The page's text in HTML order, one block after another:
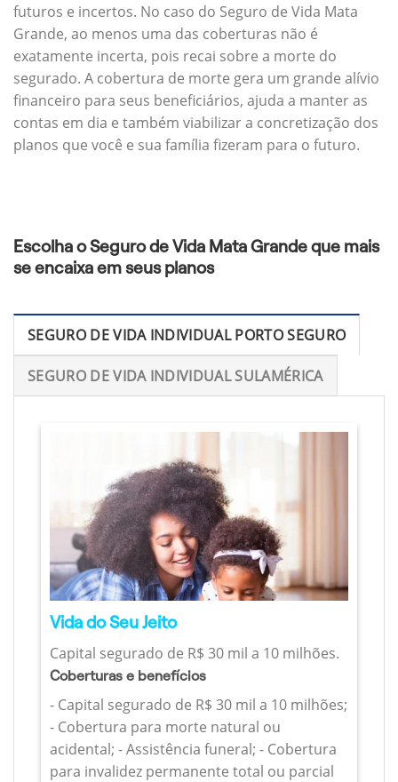
futuros e incertos. No caso do Seguro de Vida Mata
Grande, ao menos uma das coberturas não é
exatamente incerta, pois recai sobre a morte do
segurado. A cobertura de morte gera um grande alívio
financeiro para seus beneficiários, ajuda a manter as
contas em dia e também viabilizar a concretização dos
planos que você e sua família fizeram para o futuro.
Escolha o Seguro de Vida Mata Grande que mais
se encaixa em seus planos
SEGURO DE VIDA INDIVIDUAL PORTO SEGURO
SEGURO DE VIDA INDIVIDUAL SULAMÉRICA
Vida do Seu Jeito
Capital segurado de R$ 30 mil a 10 milhões.
Coberturas e benefícios
- Capital segurado de R$ 30 mil a 10 milhões;
- Cobertura para morte natural ou
acidental; - Assistência funeral; - Cobertura
para invalidez permanente total ou parcial